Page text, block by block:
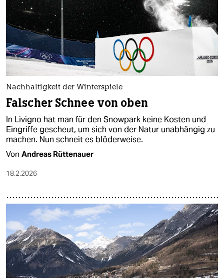
Nachhaltigkeit der Winterspiele
Falscher Schnee von oben
In Livigno hat man für den Snowpark keine Kosten und
Eingriffe gescheut, um sich von der Natur unabhängig zu
machen. Nun schneit es blöderweise.
Von Andreas Rüttenauer
18.2.2026